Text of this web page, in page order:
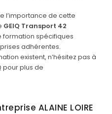
l’importance de cette
GEIQ Transport 42
formation spécifiques
adhérentes.
existent, n’hésitez pas à
pour plus de
ALAINE LOIRE